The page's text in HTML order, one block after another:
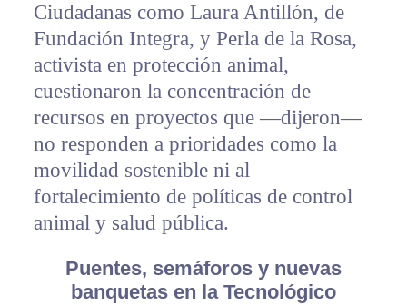
Ciudadanas como Laura Antillón, de
Fundación Integra, y Perla de la Rosa,
activista en protección animal,
cuestionaron la concentración de
recursos en proyectos que —dijeron—
no responden a prioridades como la
movilidad sostenible ni al
fortalecimiento de políticas de control
animal y salud pública.
Puentes, semáforos y nuevas
banquetas en la Tecnológico